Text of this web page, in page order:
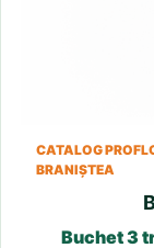
CATALOG
BRANIȘTEA
Buchet 3